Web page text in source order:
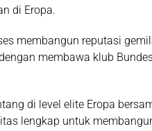
di Eropa.
membangun reputasi
membawa klub
di level elite Eropa
lengkap untuk